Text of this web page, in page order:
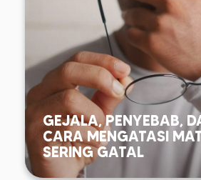
GEJALA, PENYEBAB,
CARA MENGATASI
SERING GATAL